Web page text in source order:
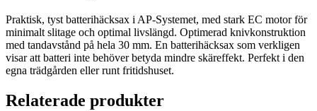
Praktisk, tyst batterihäcksax i AP-Systemet, med stark EC motor för
minimalt slitage och optimal livslängd. Optimerad knivkonstruktion
med tandavstånd på hela 30 mm. En batterihäcksax som verkligen
visar att batteri inte behöver betyda mindre skäreffekt. Perfekt i den
egna trädgården eller runt fritidshuset.
Relaterade produkter